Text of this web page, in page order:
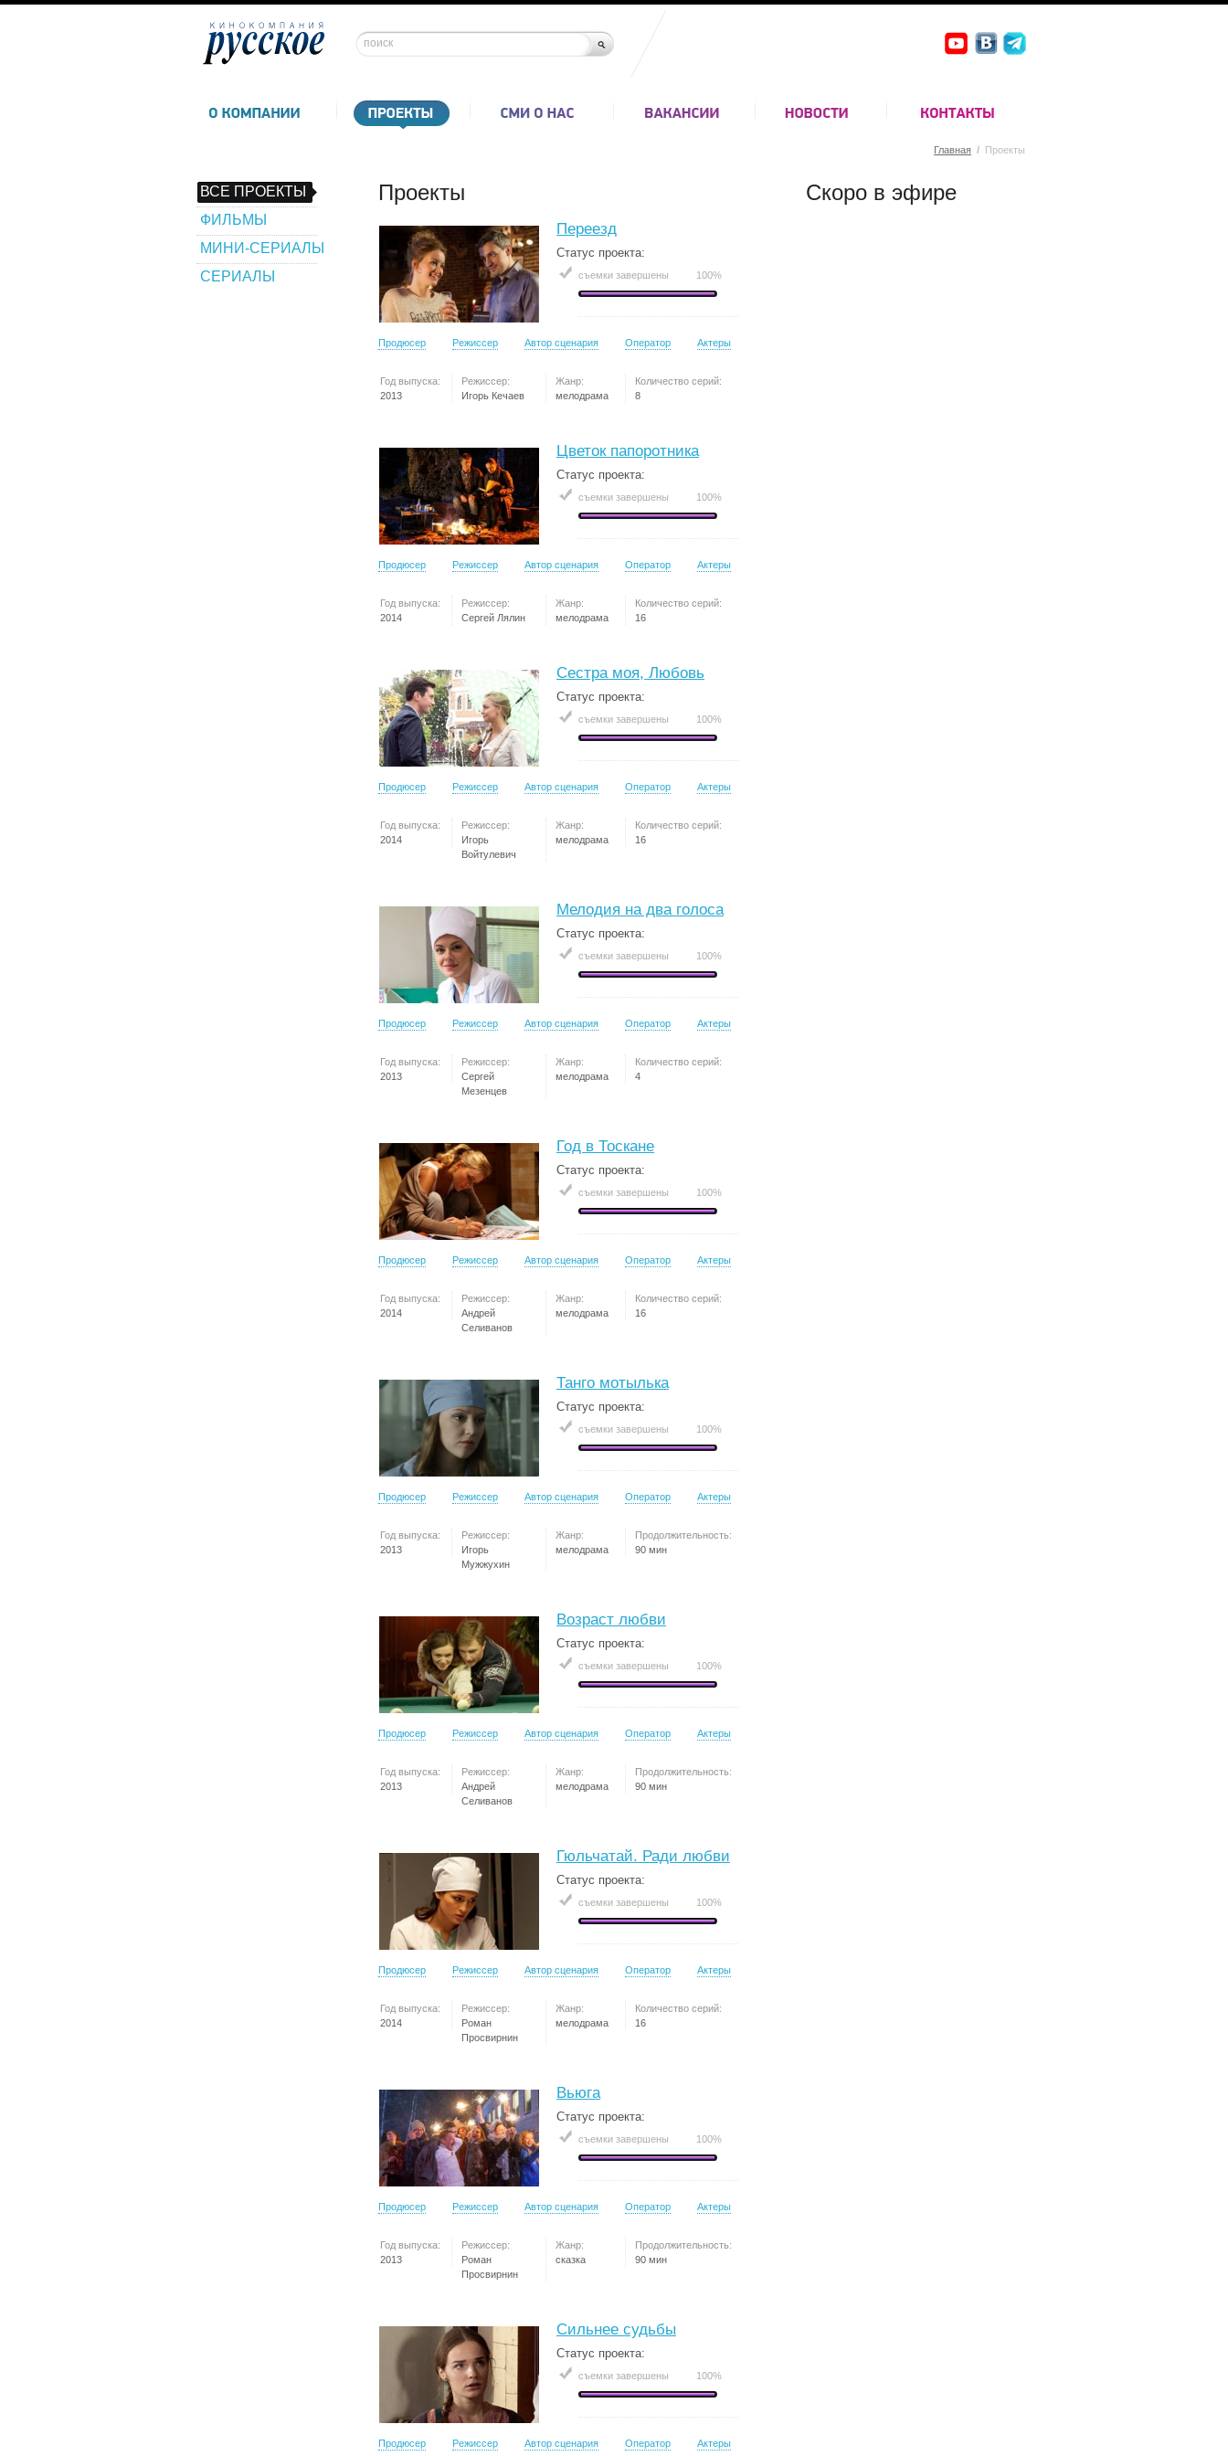
Главная / Проекты
ВСЕ ПРОЕКТЫ
ФИЛЬМЫ
МИНИ-СЕРИАЛЫ
СЕРИАЛЫ
Проекты
Переезд
Статус проекта:
съемки завершены 100%
Продюсер Режиссер Автор сценария Оператор Актеры
Год выпуска:
2013
Режиссер:
Игорь Кечаев
Жанр:
мелодрама
Количество серий:
8
Цветок папоротника
Статус проекта:
съемки завершены 100%
Продюсер Режиссер Автор сценария Оператор Актеры
Год выпуска:
2014
Режиссер:
Сергей Лялин
Жанр:
мелодрама
Количество серий:
16
Сестра моя, Любовь
Статус проекта:
съемки завершены 100%
Продюсер Режиссер Автор сценария Оператор Актеры
Год выпуска:
2014
Режиссер:
Игорь
Войтулевич
Жанр:
мелодрама
Количество серий:
16
Мелодия на два голоса
Статус проекта:
съемки завершены 100%
Продюсер Режиссер Автор сценария Оператор Актеры
Год выпуска:
2013
Режиссер:
Сергей
Мезенцев
Жанр:
мелодрама
Количество серий:
4
Год в Тоскане
Статус проекта:
съемки завершены 100%
Продюсер Режиссер Автор сценария Оператор Актеры
Год выпуска:
2014
Режиссер:
Андрей
Селиванов
Жанр:
мелодрама
Количество серий:
16
Танго мотылька
Статус проекта:
съемки завершены 100%
Продюсер Режиссер Автор сценария Оператор Актеры
Год выпуска:
2013
Режиссер:
Игорь
Мужжухин
Жанр:
мелодрама
Продолжительность:
90 мин
Возраст любви
Статус проекта:
съемки завершены 100%
Продюсер Режиссер Автор сценария Оператор Актеры
Год выпуска:
2013
Режиссер:
Андрей
Селиванов
Жанр:
мелодрама
Продолжительность:
90 мин
Гюльчатай. Ради любви
Статус проекта:
съемки завершены 100%
Продюсер Режиссер Автор сценария Оператор Актеры
Год выпуска:
2014
Режиссер:
Роман
Просвирнин
Жанр:
мелодрама
Количество серий:
16
Вьюга
Статус проекта:
съемки завершены 100%
Продюсер Режиссер Автор сценария Оператор Актеры
Год выпуска:
2013
Режиссер:
Роман
Просвирнин
Жанр:
сказка
Продолжительность:
90 мин
Сильнее судьбы
Статус проекта:
съемки завершены 100%
Продюсер Режиссер Автор сценария Оператор Актеры
Скоро в эфире